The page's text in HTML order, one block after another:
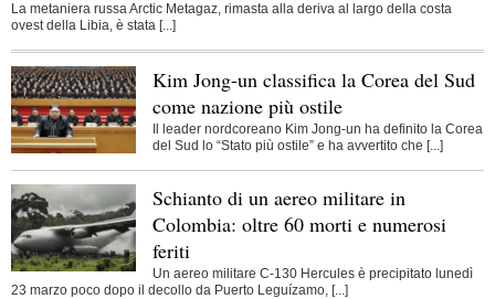
La metaniera russa Arctic Metagaz, rimasta alla deriva al largo della costa
ovest della Libia, è stata [...]
Kim Jong-un classifica la Corea del Sud
come nazione più ostile
Il leader nordcoreano Kim Jong-un ha definito la Corea
del Sud lo “Stato più ostile” e ha avvertito che [...]
Schianto di un aereo militare in
Colombia: oltre 60 morti e numerosi
feriti
Un aereo militare C-130 Hercules è precipitato lunedì
23 marzo poco dopo il decollo da Puerto Leguízamo, [...]